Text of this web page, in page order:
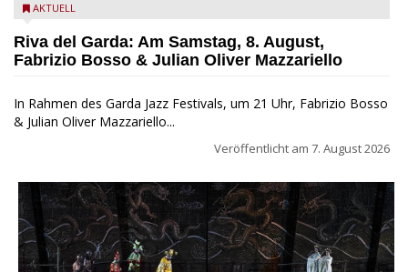
Fabrizio Bosso & Julian Oliver Mazzariello zu Gast beim Garda
AKTUELL
Riva del Garda: Am Samstag, 8. August,
Fabrizio Bosso & Julian Oliver Mazzariello
In Rahmen des Garda Jazz Festivals, um 21 Uhr, Fabrizio Bosso
& Julian Oliver Mazzariello...
Veröffentlicht am 7. August 2026